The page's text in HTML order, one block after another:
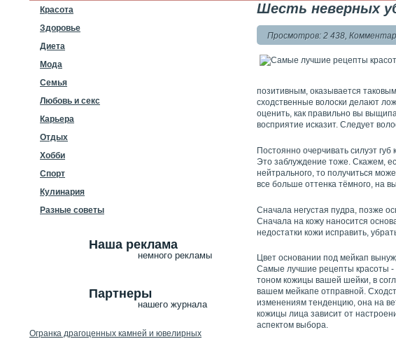
Шесть неверных
Просмотров: 2 438,
позитивным, оказывается
сходственные волоски делают
оценить, как правильно вы
восприятие исказит. Следует
Постоянно очерчивать силуэт
Это заблуждение тоже. Скажем,
нейтрального, то получиться
все больше оттенка тёмного, на
Сначала негустая пудра, позже
Сначала на кожу наносится
недостатки кожи исправить,
Цвет основании под мейкап
Самые лучшие рецепты красоты -
тоном кожицы вашей шейки, в
вашем мейкапе отправной.
изменениям тенденцию, она на
кожицы лица зависит от
аспектом выбора.
Красота
Здоровье
Диета
Мода
Семья
Любовь и секс
Карьера
Отдых
Хобби
Спорт
Кулинария
Разные советы
Наша реклама
немного рекламы
Партнеры
нашего журнала
Огранка драгоценных камней и ювелирных